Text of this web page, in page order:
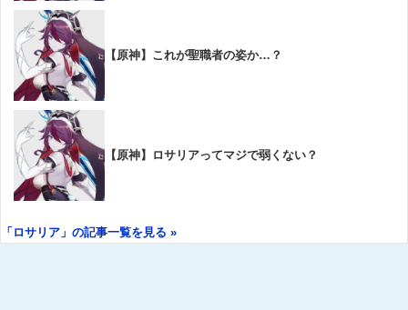
【原神】これが聖職者の姿か…？
【原神】ロサリアってマジで弱くない？
「ロサリア」の記事一覧を見る »